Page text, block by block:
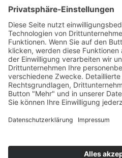
About Us
Kontakt